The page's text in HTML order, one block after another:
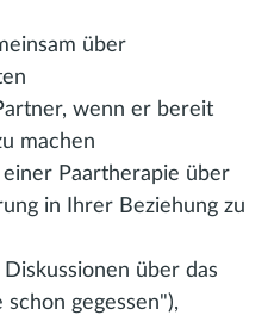
über
wenn er bereit
machen
Paartherapie über
in Ihrer Beziehung zu
über das
schon gegessen"),